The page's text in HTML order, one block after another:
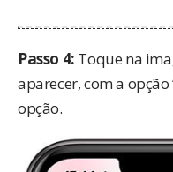
Passo 4: Toque na
aparecer, com a opção
opção.